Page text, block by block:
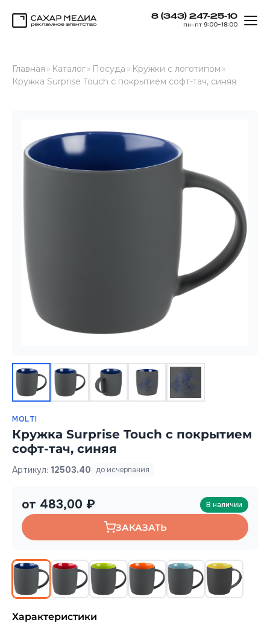
8 (343) 247-25-10
пн–пт 9:00–18:00
Главная » Каталог» Посуда » Кружки с логотипом »
Кружка Surprise Touch с покрытием софт-тач, синяя
MOLTI
Кружка Surprise Touch с покрытием
софт-тач, синяя
Артикул: 12503.40 до исчерпания
от 483,00 ₽ В наличии
ЗАКАЗАТЬ
Характеристики